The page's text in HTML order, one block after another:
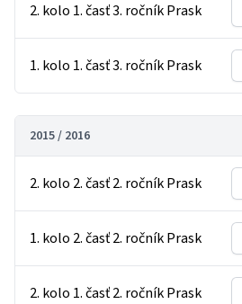
2. kolo 1. časť 3. ročník Prask
1. kolo 1. časť 3. ročník Prask
2015 / 2016
2. kolo 2. časť 2. ročník Prask
1. kolo 2. časť 2. ročník Prask
2. kolo 1. časť 2. ročník Prask